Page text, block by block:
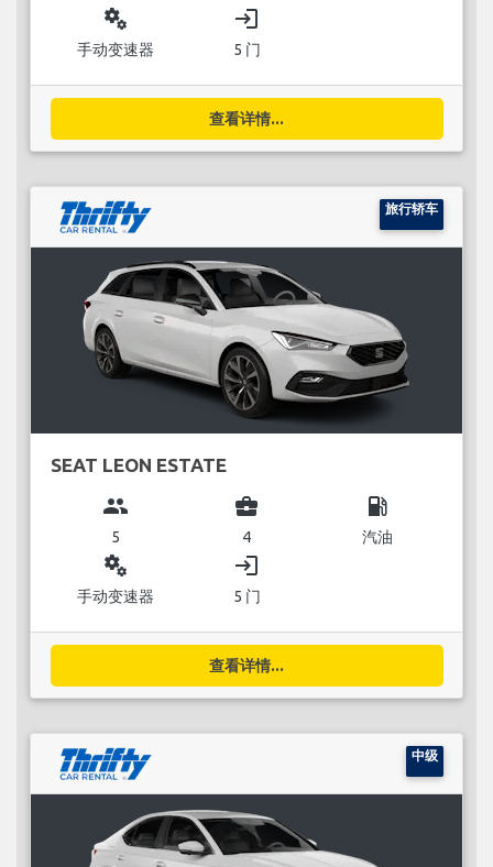
miscellaneous_services
手动变速器
login
5 门
查看详情...
旅行轿车
SEAT LEON ESTATE
group
5
business_center
4
local_gas_station
汽油
miscellaneous_services
手动变速器
login
5 门
查看详情...
中级